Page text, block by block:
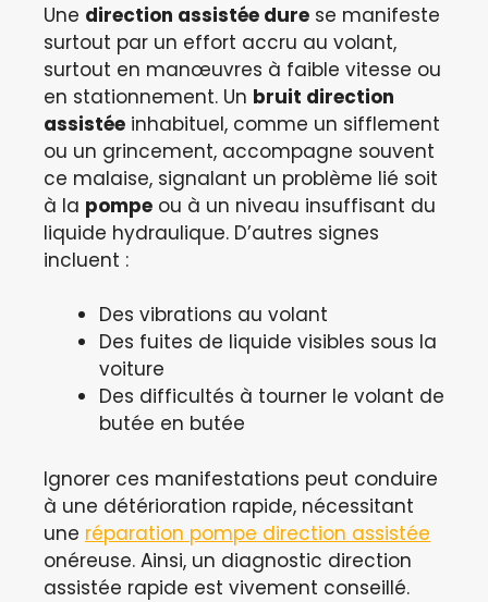
Une direction assistée dure se manifeste
surtout par un effort accru au volant,
surtout en manœuvres à faible vitesse ou
en stationnement. Un bruit direction
assistée inhabituel, comme un sifflement
ou un grincement, accompagne souvent
ce malaise, signalant un problème lié soit
à la pompe ou à un niveau insuffisant du
liquide hydraulique. D’autres signes
incluent :
Des vibrations au volant
Des fuites de liquide visibles sous la
voiture
Des difficultés à tourner le volant de
butée en butée
Ignorer ces manifestations peut conduire
à une détérioration rapide, nécessitant
une réparation pompe direction assistée
onéreuse. Ainsi, un diagnostic direction
assistée rapide est vivement conseillé.